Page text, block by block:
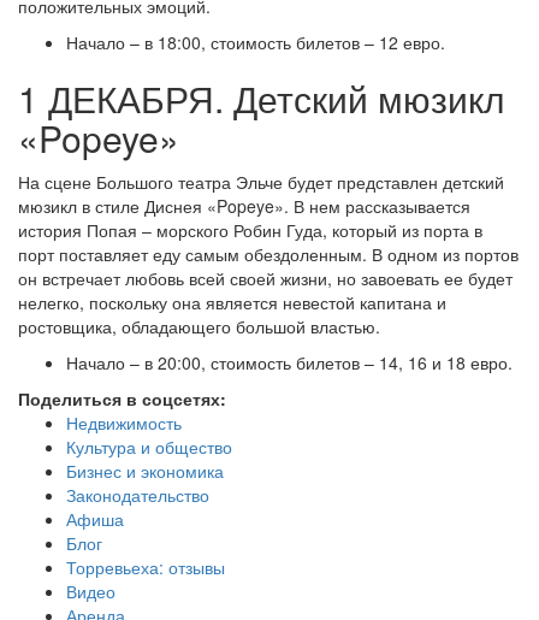
положительных эмоций.
Начало – в 18:00, стоимость билетов – 12 евро.
1 ДЕКАБРЯ. Детский мюзикл
«Popeye»
На сцене Большого театра Эльче будет представлен детский
мюзикл в стиле Диснея «Popeye». В нем рассказывается
история Попая – морского Робин Гуда, который из порта в
порт поставляет еду самым обездоленным. В одном из портов
он встречает любовь всей своей жизни, но завоевать ее будет
нелегко, поскольку она является невестой капитана и
ростовщика, обладающего большой властью.
Начало – в 20:00, стоимость билетов – 14, 16 и 18 евро.
Поделиться в соцсетях:
Недвижимость
Культура и общество
Бизнес и экономика
Законодательство
Афиша
Блог
Торревьеха: отзывы
Видео
Аренда